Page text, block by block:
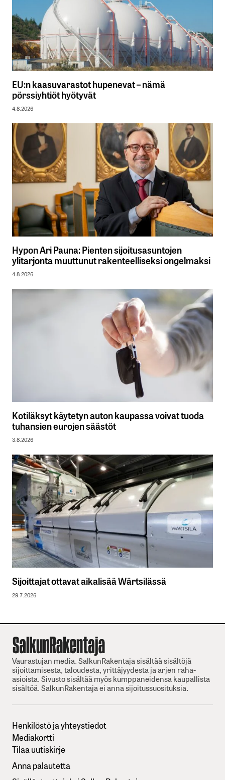
EU:n kaasuvarastot hupenevat – nämä
pörssiyhtiöt hyötyvät
4.8.2026
Hypon Ari Pauna: Pienten sijoitusasuntojen
ylitarjonta muuttunut rakenteelliseksi ongelmaksi
4.8.2026
Kotiläksyt käytetyn auton kaupassa voivat tuoda
tuhansien eurojen säästöt
3.8.2026
Sijoittajat ottavat aikalisää Wärtsilässä
29.7.2026
Vaurastujan media. SalkunRakentaja sisältää sisältöjä
sijoittamisesta, taloudesta, yrittäjyydesta ja arjen raha-
asioista. Sivusto sisältää myös kumppaneidensa kaupallista
sisältöä. SalkunRakentaja ei anna sijoitussuosituksia.
Henkilöstö ja yhteystiedot
Mediakortti
Tilaa uutiskirje
Anna palautetta